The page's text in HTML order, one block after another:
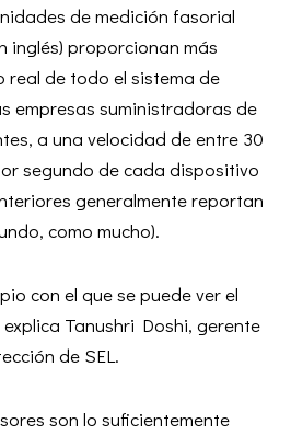
de medición fasorial
inglés) proporcionan más
real de todo el sistema de
empresas suministradoras de
a una velocidad de entre 30
segundo de cada dispositivo
generalmente reportan
como mucho).
con el que se puede ver el
Tanushri Doshi, gerente
de SEL.
son lo suficientemente